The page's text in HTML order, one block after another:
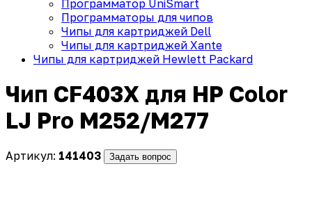
Программатор UniSmart
Программаторы для чипов
Чипы для картриджей Dell
Чипы для картриджей Xante
Чипы для картриджей Hewlett Packard
Чип CF403X для HP Color
LJ Pro M252/M277
Артикул: 141403 Задать вопрос